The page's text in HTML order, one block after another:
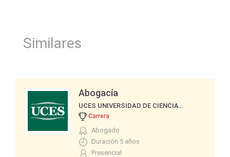
Similares
Abogacía
UCES UNIVERSIDAD DE CIENCIAS EMPRESARIALES Y SOCIALES
Carrera
Abogado
Duración 5 años
Presencial